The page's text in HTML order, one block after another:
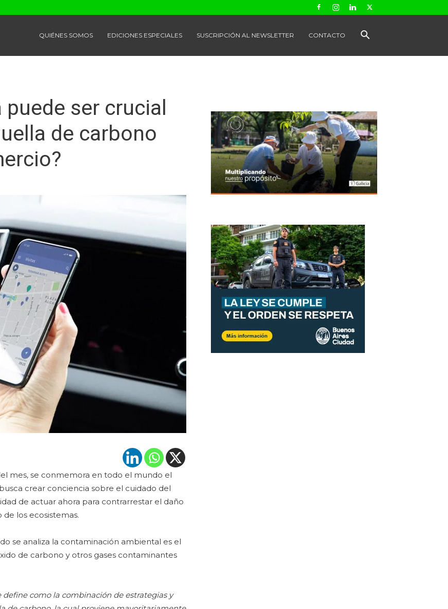
QUIÉNES SOMOS EDICIONES ESPECIALES SUSCRIPCIÓN AL NEWSLETTER CONTACTO
ser crucial
de carbono
mes, se conmemora en todo el mundo el
crear conciencia sobre el cuidado del
de actuar ahora para contrarrestar el daño
los ecosistemas.
se analiza la contaminación ambiental es el
de carbono y otros gases contaminantes
define como la combinación de estrategias y